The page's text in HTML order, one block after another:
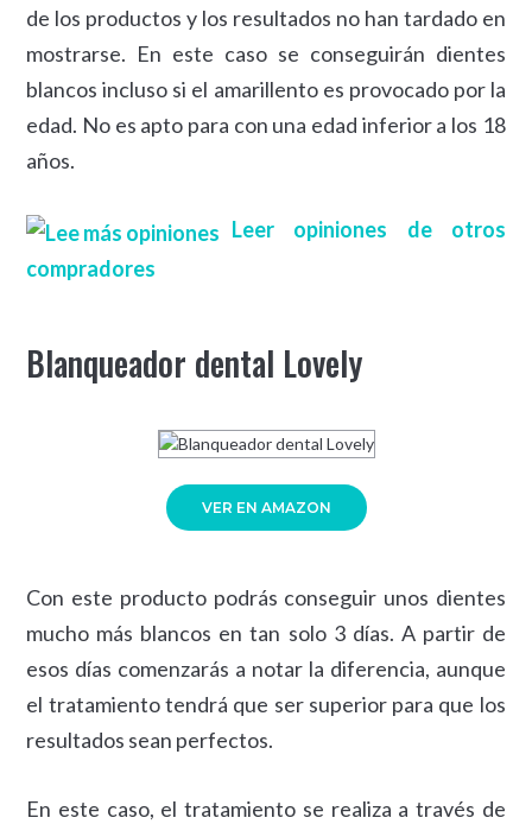
de los productos y los resultados no han tardado en
mostrarse. En este caso se conseguirán dientes
blancos incluso si el amarillento es provocado por la
edad. No es apto para con una edad inferior a los 18
años.
Leer opiniones de otros
compradores
Blanqueador dental Lovely
VER EN AMAZON
Con este producto podrás conseguir unos dientes
mucho más blancos en tan solo 3 días. A partir de
esos días comenzarás a notar la diferencia, aunque
el tratamiento tendrá que ser superior para que los
resultados sean perfectos.
En este caso, el tratamiento se realiza a través de